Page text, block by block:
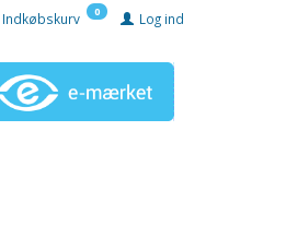
Log ind
Indkøbskurv 0